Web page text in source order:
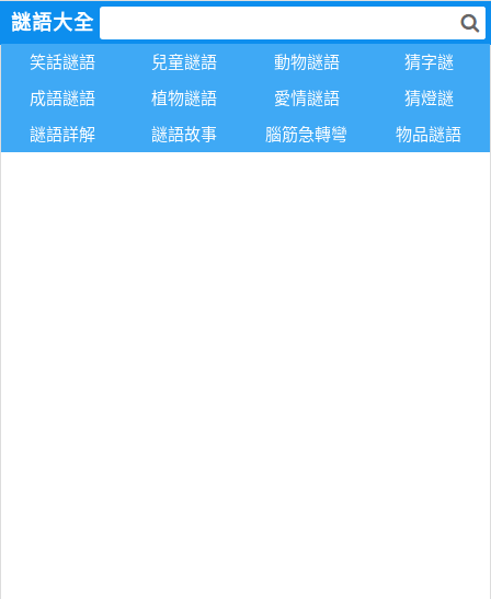
謎語大全
笑話謎語 兒童謎語 動物謎語
猜字謎
成語謎語
植物謎語 愛情謎語
猜燈謎
謎語詳解
謎語故事 腦筋急轉彎 物品謎語